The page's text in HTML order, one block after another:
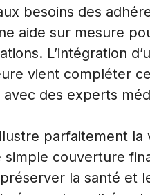
besoins des
aide sur mesure
L’intégration
vient compléter
des experts
parfaitement la
couverture
la santé et